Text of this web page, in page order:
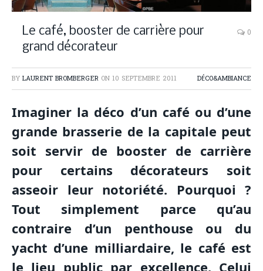
Le café, booster de carrière pour
grand décorateur
0
BY LAURENT BROMBERGER ON 10 SEPTEMBRE 2011 DÉCO&AMBIANCE
Imaginer la déco d’un café ou d’une
grande brasserie de la capitale peut
soit servir de booster de carrière
pour certains décorateurs soit
asseoir leur notoriété. Pourquoi ?
Tout simplement parce qu’au
contraire d’un penthouse ou du
yacht d’une milliardaire, le café est
le lieu public par excellence. Celui